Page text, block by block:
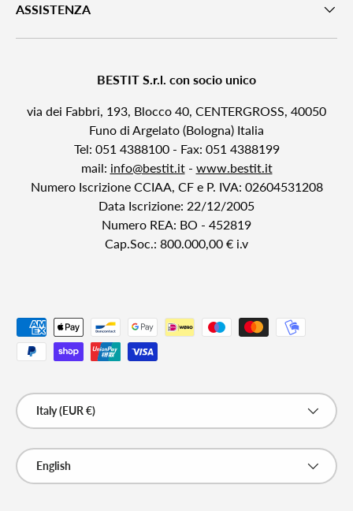
ASSISTENZA
BESTIT S.r.l. con socio unico
via dei Fabbri, 193, Blocco 40, CENTERGROSS, 40050
Funo di Argelato (Bologna) Italia
Tel: 051 4388100 - Fax: 051 4388199
mail: info@bestit.it- www.bestit.it
Numero Iscrizione CCIAA, CF e P. IVA: 02604531208
Data Iscrizione: 22/12/2005
Numero REA: BO - 452819
Cap.Soc.: 800.000,00 € i.v
Payment methods accepted
Country/Region
Italy (EUR €)
Language
English